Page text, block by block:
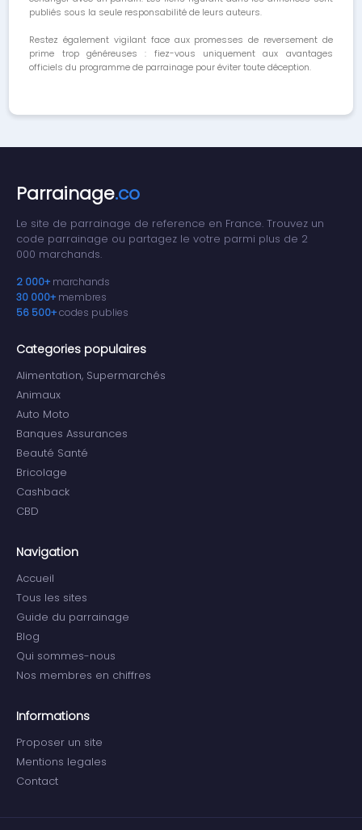
publiés sous la seule responsabilité de leurs auteurs.
Restez également vigilant face aux promesses de reversement de
prime trop généreuses : fiez-vous uniquement aux avantages
officiels du programme de parrainage pour éviter toute déception.
Parrainage.co
Le site de parrainage de reference en France. Trouvez un
code parrainage ou partagez le votre parmi plus de 2
000 marchands.
2 000+ marchands
30 000+ membres
56 500+codes publies
Categories populaires
Alimentation, Supermarchés
Animaux
Auto Moto
Banques Assurances
Beauté Santé
Bricolage
Cashback
CBD
Navigation
Accueil
Tous les sites
Guide du parrainage
Blog
Qui sommes-nous
Nos membres en chiffres
Informations
Proposer un site
Mentions legales
Contact